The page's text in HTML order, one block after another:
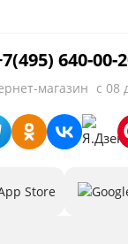
640-00-
магазин с 08
Store